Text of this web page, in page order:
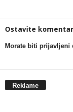
Ostavite komentar
Morate biti prijavljeni
Reklame